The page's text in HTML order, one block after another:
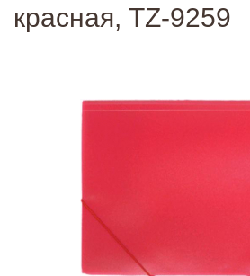
красная, TZ-9259